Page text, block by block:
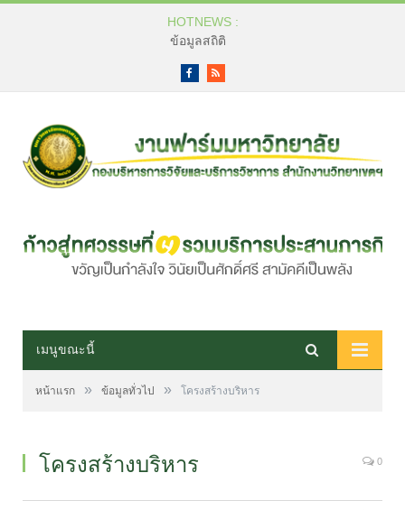
HOTNEWS :
ข้อมูลสถิติ
FacebookRSS
เมนูขณะนี้
หน้าแรก » ข้อมูลทั่วไป » โครงสร้างบริหาร
โครงสร้างบริหาร 0